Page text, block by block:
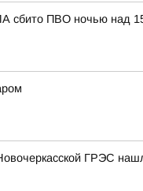
сбито ПВО ночью над
ГРЭС